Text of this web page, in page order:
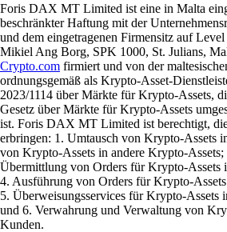
Foris DAX MT Limited ist eine in Malta
beschränkter Haftung mit der
und dem eingetragenen Firmensitz auf
Mikiel Ang Borg, SPK 1000, St. Julians,
Crypto.com firmiert und von der
ordnungsgemäß als Krypto-Asset-
2023/1114 über Märkte für Krypto-Assets,
Gesetz über Märkte für Krypto-Assets
ist. Foris DAX MT Limited ist berechtigt,
erbringen: 1. Umtausch von Krypto-Assets
von Krypto-Assets in andere Krypto-
Übermittlung von Orders für Krypto-Assets
4. Ausführung von Orders für Krypto-
5. Überweisungsservices für Krypto-Assets
und 6. Verwahrung und Verwaltung von
Kunden.